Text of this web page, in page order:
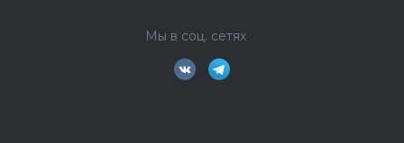
Мы в соц. сетях